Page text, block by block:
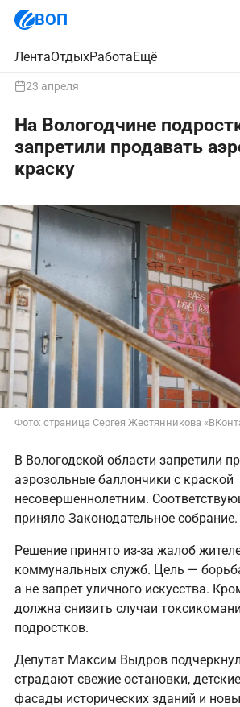
ВОП
ЛентаОтдыхРаботаЕщё
23 апреля
На Вологодчине
запретили продавать
краску
Фото: страница Сергея Жестянникова
В Вологодской области запретили
аэрозольные баллончики с краской
несовершеннолетним.
приняло Законодательное собрание.
Решение принято из-за жалоб
коммунальных служб. Цель —
а не запрет уличного искусства.
должна снизить случаи
подростков.
Депутат Максим Выдров
страдают свежие остановки,
фасады исторических зданий и